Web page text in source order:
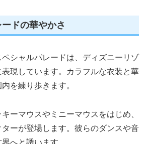
ドの華やかさ
シャルパレードは、ディズニーリゾ
現しています。カラフルな衣装と華
を練り歩きます。
ーマウスやミニーマウスをはじめ、
ーが登場します。彼らのダンスや音
へと誘います。